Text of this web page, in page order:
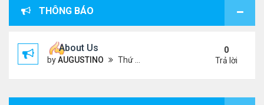
THÔNG BÁO
About Us
byAUGUSTINO Thứ 4 Tháng 10 07, 2020 4:27 pm
0
Trả lời